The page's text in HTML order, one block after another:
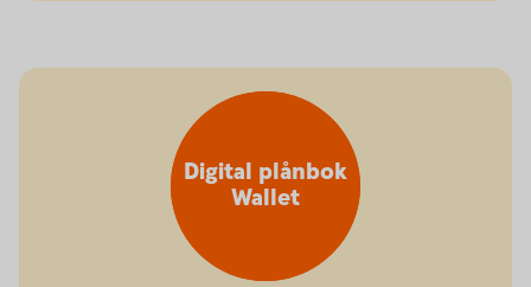
Digital plånbok
Wallet